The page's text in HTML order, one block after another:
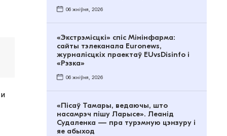
06 жніўня, 2026
«Экстрэмісцкі» спіс Мінінфарма:
сайты тэлеканала Euronews,
журналісцкіх праектаў EUvsDisinfo і
«Рэзка»
06 жніўня, 2026
«Пісаў Тамары, ведаючы, што
насамрэч пішу Ларысе». Леанід
Судаленка — пра турэмную цэнзуру і
яе абыход